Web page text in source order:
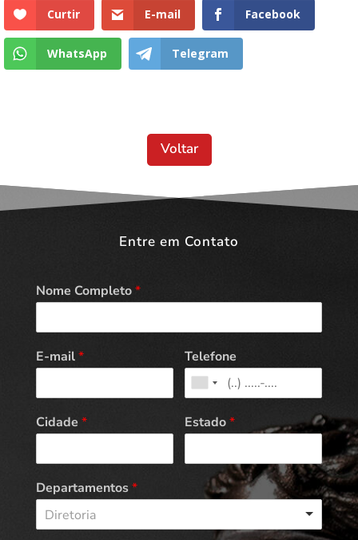
Curtir E-mail Facebook
WhatsApp Telegram
Voltar
Entre em Contato
Nome Completo*
E-mail* Telefone
Cidade * Estado*
Departamentos*
Diretoria